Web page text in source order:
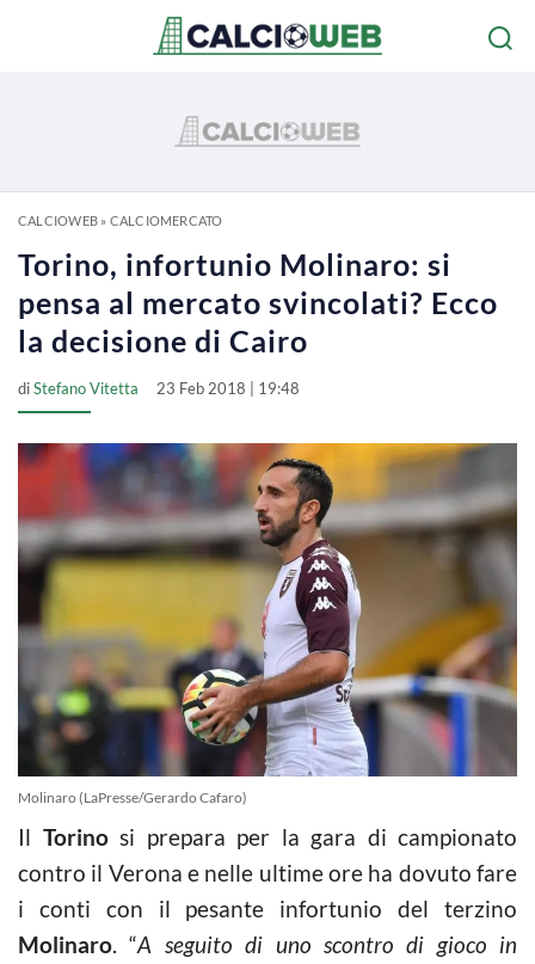
CALCIOWEB» CALCIOMERCATO
Torino, infortunio Molinaro: si
pensa al mercato svincolati? Ecco
la decisione di Cairo
diStefano Vitetta 23 Feb 2018 | 19:48
Molinaro (LaPresse/Gerardo Cafaro)
Il Torinosi prepara per la gara di campionato
contro il Verona e nelle ultime ore ha dovuto fare
i conti con il pesante infortunio del terzino
Molinaro. “A seguito di uno scontro di gioco in